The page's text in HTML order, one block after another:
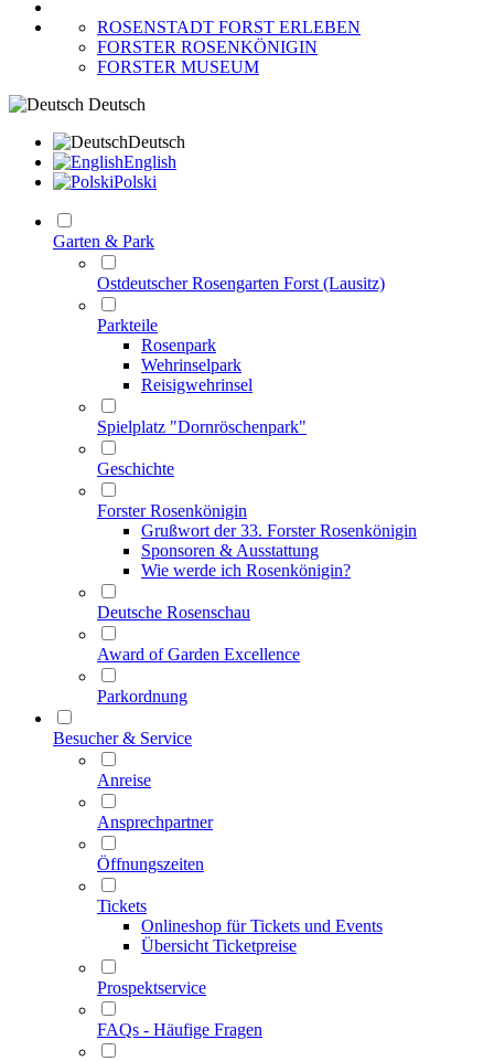
ROSENSTADT FORST ERLEBEN
FORSTER ROSENKÖNIGIN
FORSTER MUSEUM
Deutsch
Deutsch
English
Polski
Garten & Park
Ostdeutscher Rosengarten Forst (Lausitz)
Parkteile
Rosenpark
Wehrinselpark
Reisigwehrinsel
Spielplatz "Dornröschenpark"
Geschichte
Forster Rosenkönigin
Grußwort der 33. Forster Rosenkönigin
Sponsoren & Ausstattung
Wie werde ich Rosenkönigin?
Deutsche Rosenschau
Award of Garden Excellence
Parkordnung
Besucher & Service
Anreise
Ansprechpartner
Öffnungszeiten
Tickets
Onlineshop für Tickets und Events
Übersicht Ticketpreise
Prospektservice
FAQs - Häufige Fragen